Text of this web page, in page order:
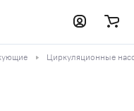
Циркуляционные